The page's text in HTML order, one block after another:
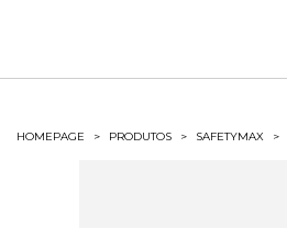
HOMEPAGE > PRODUTOS > SAFETYMAX >